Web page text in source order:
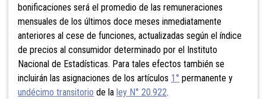
bonificaciones será el promedio de las remuneraciones
mensuales de los últimos doce meses inmediatamente
anteriores al cese de funciones, actualizadas según el índice
de precios al consumidor determinado por el Instituto
Nacional de Estadísticas. Para tales efectos también se
incluirán las asignaciones de los artículos 1° permanente y
undécimo transitorio de la ley N° 20.922.